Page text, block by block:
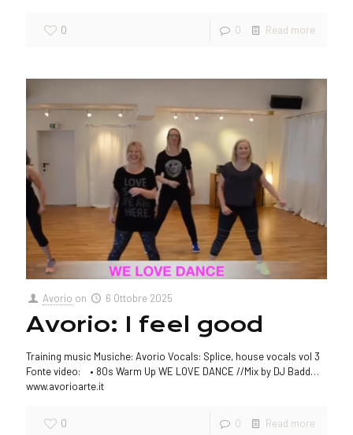
0 0 Read more
Avorio on 6 Ottobre 2025
Avorio: I feel good
Training music Musiche: Avorio Vocals: Splice, house vocals vol 3
Fonte video: • 80s Warm Up WE LOVE DANCE //Mix by DJ Badd…
www.avorioarte.it
0 0 Read more